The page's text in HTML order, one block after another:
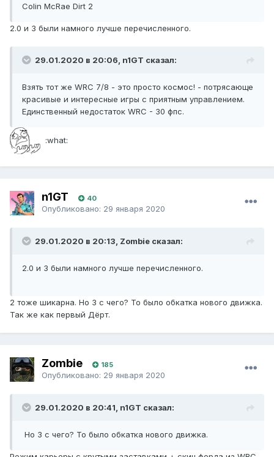
Colin McRae Dirt 2
2.0 и 3 были намного лучше перечисленного.
29.01.2020 в 20:06, n1GT сказал:
Взять тот же WRC 7/8 - это просто космос! - потрясающе
красивые и интересные игры с приятным управлением.
Единственный недостаток WRC - 30 фпс.
:what:
n1GT 40
Опубликовано: 29 января 2020
29.01.2020 в 20:13, Zombie сказал:
2.0 и 3 были намного лучше перечисленного.
2 тоже шикарна. Но 3 с чего? То было обкатка нового движка.
Так же как первый Дёрт.
Zombie 185
Опубликовано: 29 января 2020
29.01.2020 в 20:41, n1GT сказал:
Но 3 с чего? То было обкатка нового движка.